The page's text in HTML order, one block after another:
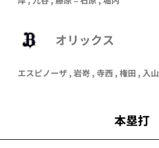
オリックス
エスピノーザ , 岩嵜 , 寺西 , 権田 , 入山
本塁打